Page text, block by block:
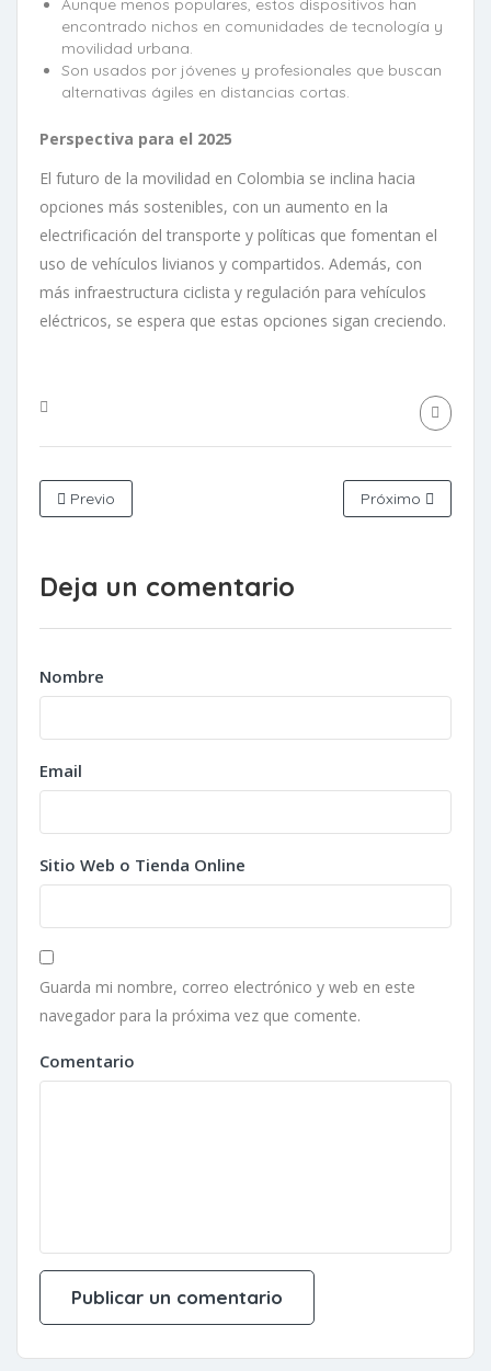
Aunque menos populares, estos dispositivos han
encontrado nichos en comunidades de tecnología y
movilidad urbana.
Son usados por jóvenes y profesionales que buscan
alternativas ágiles en distancias cortas.
Perspectiva para el 2025
El futuro de la movilidad en Colombia se inclina hacia
opciones más sostenibles, con un aumento en la
electrificación del transporte y políticas que fomentan el
uso de vehículos livianos y compartidos. Además, con
más infraestructura ciclista y regulación para vehículos
eléctricos, se espera que estas opciones sigan creciendo.
Previo Próximo
Deja un comentario
Nombre
Email
Sitio Web o Tienda Online
Guarda mi nombre, correo electrónico y web en este
navegador para la próxima vez que comente.
Comentario